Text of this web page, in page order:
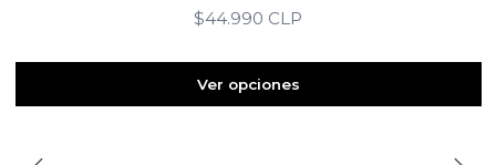
$44.990 CLP
Ver opciones